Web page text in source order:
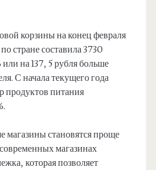
корзины на конец февраля
стране составила 3730
на 137, 5 рубля больше
С начала текущего года
питания
магазины становятся проще
магазинах
которая позволяет